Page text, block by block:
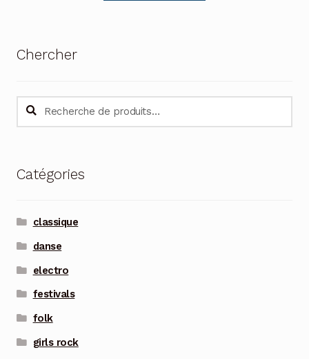
Chercher
Recherche
pour :
Recherche
Catégories
classique
danse
electro
festivals
folk
girls rock